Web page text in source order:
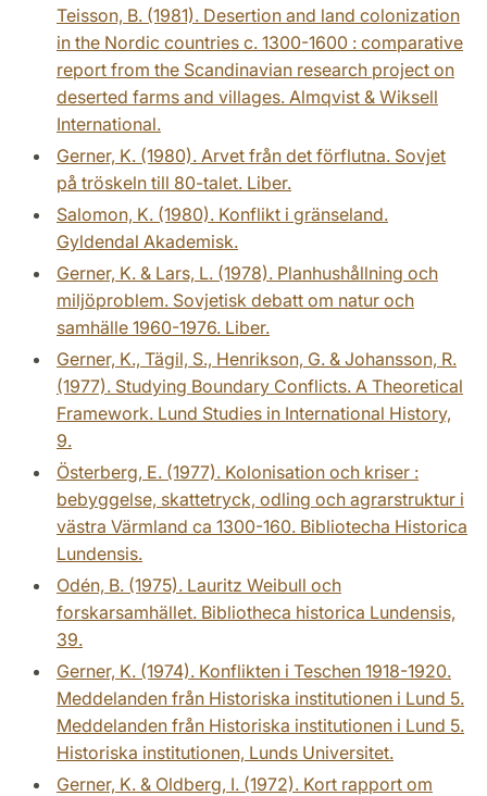
Teisson, B. (1981). Desertion and land colonization
in the Nordic countries c. 1300-1600 : comparative
report from the Scandinavian research project on
deserted farms and villages. Almqvist & Wiksell
International.
Gerner, K. (1980). Arvet från det förflutna. Sovjet
på tröskeln till 80-talet. Liber.
Salomon, K. (1980). Konflikt i gränseland.
Gyldendal Akademisk.
Gerner, K. & Lars, L. (1978). Planhushållning och
miljöproblem. Sovjetisk debatt om natur och
samhälle 1960-1976. Liber.
Gerner, K., Tägil, S., Henrikson, G. & Johansson, R.
(1977). Studying Boundary Conflicts. A Theoretical
Framework. Lund Studies in International History,
9.
Österberg, E. (1977). Kolonisation och kriser :
bebyggelse, skattetryck, odling och agrarstruktur i
västra Värmland ca 1300-160. Bibliotecha Historica
Lundensis.
Odén, B. (1975). Lauritz Weibull och
forskarsamhället. Bibliotheca historica Lundensis,
39.
Gerner, K. (1974). Konflikten i Teschen 1918-1920.
Meddelanden från Historiska institutionen i Lund 5.
Meddelanden från Historiska institutionen i Lund 5.
Historiska institutionen, Lunds Universitet.
Gerner, K. & Oldberg, I. (1972). Kort rapport om